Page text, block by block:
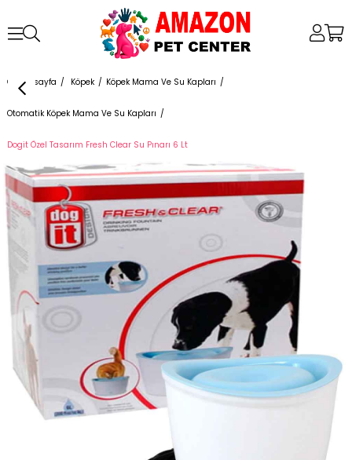
Anasayfa Köpek Köpek Mama Ve Su Kapları
Otomatik Köpek Mama Ve Su Kapları
Dogit Özel Tasarım Fresh Clear Su Pınarı 6 Lt